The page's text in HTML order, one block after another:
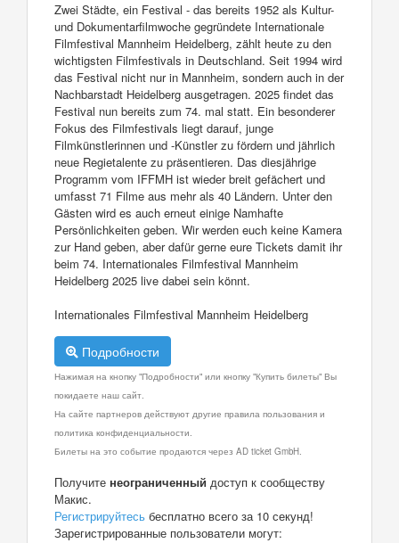
Zwei Städte, ein Festival - das bereits 1952 als Kultur-
und Dokumentarfilmwoche gegründete Internationale
Filmfestival Mannheim Heidelberg, zählt heute zu den
wichtigsten Filmfestivals in Deutschland. Seit 1994 wird
das Festival nicht nur in Mannheim, sondern auch in der
Nachbarstadt Heidelberg ausgetragen. 2025 findet das
Festival nun bereits zum 74. mal statt. Ein besonderer
Fokus des Filmfestivals liegt darauf, junge
Filmkünstlerinnen und -Künstler zu fördern und jährlich
neue Regietalente zu präsentieren. Das diesjährige
Programm vom IFFMH ist wieder breit gefächert und
umfasst 71 Filme aus mehr als 40 Ländern. Unter den
Gästen wird es auch erneut einige Namhafte
Persönlichkeiten geben. Wir werden euch keine Kamera
zur Hand geben, aber dafür gerne eure Tickets damit ihr
beim 74. Internationales Filmfestival Mannheim
Heidelberg 2025 live dabei sein könnt.
Internationales Filmfestival Mannheim Heidelberg
Подробности
Нажимая на кнопку "Подробности" или кнопку "Купить билеты" Вы
покидаете наш сайт.
На сайте партнеров действуют другие правила пользования и
политика конфиденциальности.
Билеты на это событие продаются через AD ticket GmbH.
Получите неограниченный доступ к сообществу
Макис.
Регистрируйтесь бесплатно всего за 10 секунд!
Зарегистрированные пользователи могут: